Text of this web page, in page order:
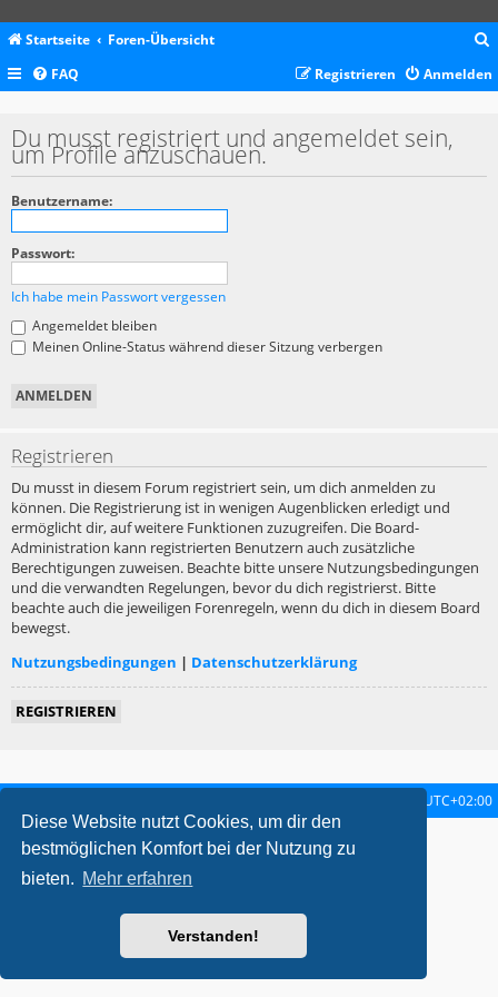
Diese Website nutzt Cookies, um dir den
bestmöglichen Komfort bei der Nutzung zu
bieten. Mehr erfahren
Verstanden!
Startseite Foren-Übersicht
c
FAQ Anmelden
Registrieren
Du musst registriert und angemeldet sein,
um Profile anzuschauen.
Benutzername:
Passwort:
Ich habe mein Passwort vergessen
Angemeldet bleiben
Meinen Online-Status während dieser Sitzung verbergen
Registrieren
Du musst in diesem Forum registriert sein, um dich anmelden zu
können. Die Registrierung ist in wenigen Augenblicken erledigt und
ermöglicht dir, auf weitere Funktionen zuzugreifen. Die Board-
Administration kann registrierten Benutzern auch zusätzliche
Berechtigungen zuweisen. Beachte bitte unsere Nutzungsbedingungen
und die verwandten Regelungen, bevor du dich registrierst. Bitte
beachte auch die jeweiligen Forenregeln, wenn du dich in diesem Board
bewegst.
Nutzungsbedingungen | Datenschutzerklärung
REGISTRIEREN
UTC+02:00
metrolike style by Eric Seguin Updated for phpBB3.2 by
Powered byphpBB ® Forum Software © phpBB Limited
Deutsche Übersetzung durch